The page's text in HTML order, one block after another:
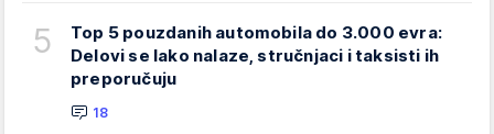
5
Top 5 pouzdanih automobila do 3.000 evra:
Delovi se lako nalaze, stručnjaci i taksisti ih
preporučuju
18